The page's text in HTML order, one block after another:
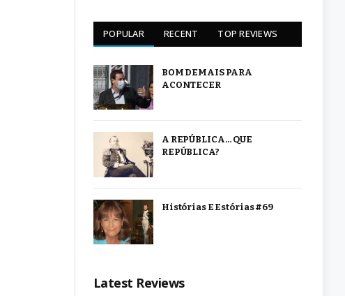
POPULAR RECENT TOP REVIEWS
BOM DEMAIS PARA
ACONTECER
A REPÚBLICA… QUE
REPÚBLICA?
Histórias E Estórias #69
Latest Reviews